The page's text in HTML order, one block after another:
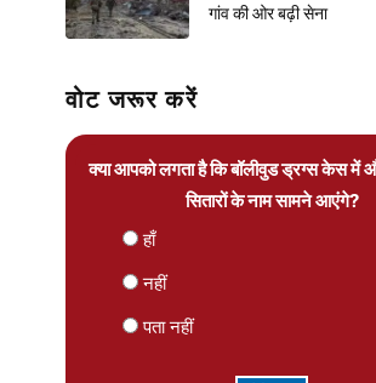
गांव की ओर बढ़ी सेना
वोट जरूर करें
क्या आपको लगता है कि बॉलीवुड ड्रग्स केस में
सितारों के नाम सामने आएंगे?
हाँ
नहीं
पता नहीं